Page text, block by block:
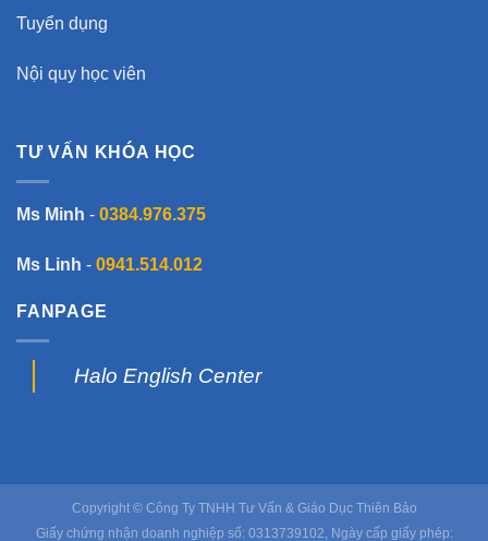
Tuyển dụng
Nội quy học viên
TƯ VẤN KHÓA HỌC
Ms Minh - 0384.976.375
Ms Linh - 0941.514.012
FANPAGE
Halo English Center
Copyright © Công Ty TNHH Tư Vấn & Giáo Dục Thiên Bảo
Giấy chứng nhận doanh nghiệp số: 0313739102, Ngày cấp giấy phép: